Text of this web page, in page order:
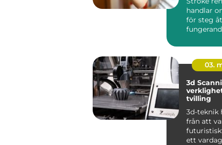
handlar
för steg
03.
3d Scanning
tvilling
3d-teknik
från att
ett